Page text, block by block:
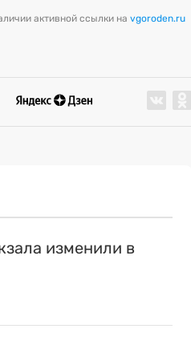
активной ссылки на vgoroden.ru
изменили в